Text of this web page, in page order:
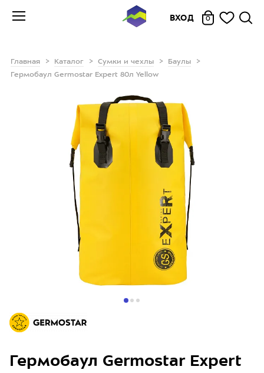
ВХОД 0
Главная Каталог Сумки и чехлы
Баулы
Гермобаул Germostar Expert 80л Yellow
Гермобаул Germostar Expert